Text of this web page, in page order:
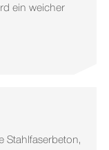
ein weicher
Stahlfaserbeton,